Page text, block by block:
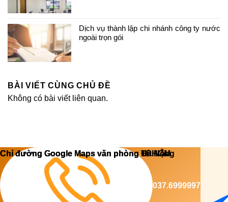
Dịch vụ thành lập chi nhánh công ty nước
ngoài trọn gói
BÀI VIẾT CÙNG CHỦ ĐỀ
Không có bài viết liên quan.
Copyright 2026 ©Luật Dương Gia